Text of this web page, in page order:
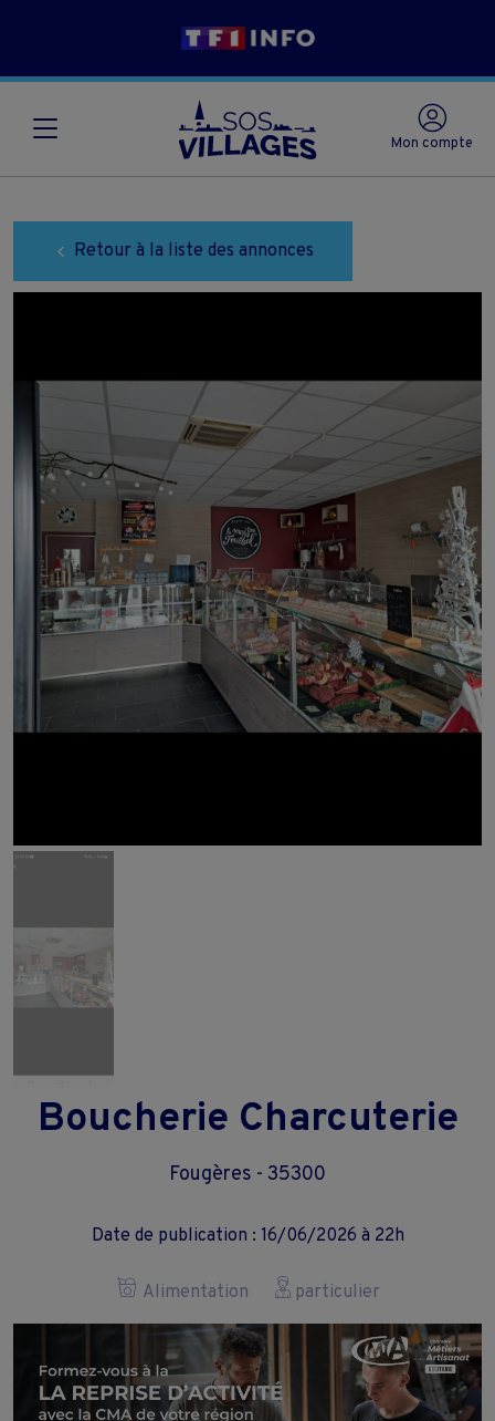
Mon compte
Retour à la liste des annonces
Boucherie Charcuterie
Fougères - 35300
Date de publication : 16/06/2026 à 22h
Alimentation particulier